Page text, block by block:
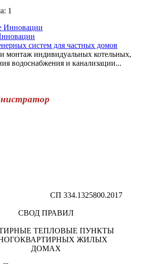
1
систем для частных домов
и монтаж индивидуальных котельных,
водоснабжения и канализации...
СП 334.1325800.2017
СВОД ПРАВИЛ
ТЕПЛОВЫЕ ПУНКТЫ
ЖИЛЫХ
ДОМАХ